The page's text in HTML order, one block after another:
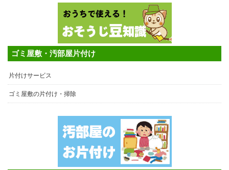
ゴミ屋敷・汚部屋片付け
片付けサービス
ゴミ屋敷の片付け・掃除